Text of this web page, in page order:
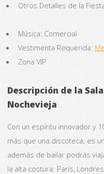
Otros Detalles de la
Música: Comercial
Vestimenta Requerida:
Zona VIP
Descripción de la
Nochevieja
Con un espíritu innovador y
más que una discoteca; es
además de bailar podrás
la alta costura: París,